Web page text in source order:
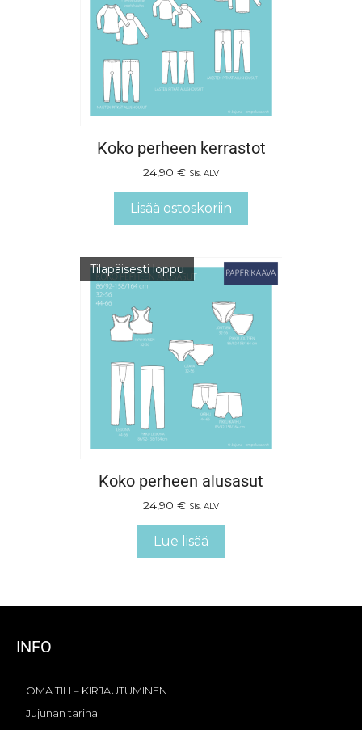
Koko perheen kerrastot
24,90 € Sis. ALV
Lisää ostoskoriin
Tilapäisesti loppu
Koko perheen alusasut
24,90 € Sis. ALV
Lue lisää
INFO
OMA TILI – KIRJAUTUMINEN
Jujunan tarina